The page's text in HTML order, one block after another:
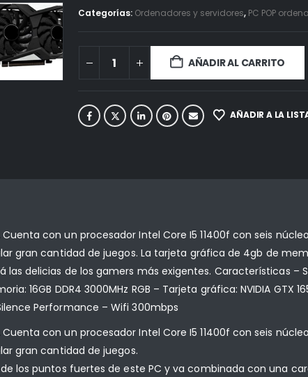
Categorías: Ordenadores y servidores, PC POP
AÑADIR AL CARRITO
AÑADIR A LA
con un procesador Intel Core I5 11400f con seis
gran cantidad de juegos. La tarjeta gráfica de 4gb de
delicias de los gamers más exigentes. Características –
16GB DDR4 3000MHz RGB – Tarjeta gráfica: NVIDIA GTX
Performance – Wifi 300mbps
con un procesador Intel Core I5 11400f con seis
gran cantidad de juegos.
los puntos fuertes de este PC y va combinada con una